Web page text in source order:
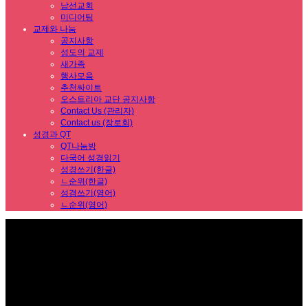
남선교회
미디어팀
교제와 나눔
공지사항
성도의 교제
새가족
행사모음
추천싸이트
오스트리아 교단 공지사항
Contact Us (관리자)
Contact us (장로회)
성경과 QT
QT나눔방
다국어 성경읽기
성경쓰기(한글)
ㄴ순위(한글)
성경쓰기(영어)
ㄴ순위(영어)